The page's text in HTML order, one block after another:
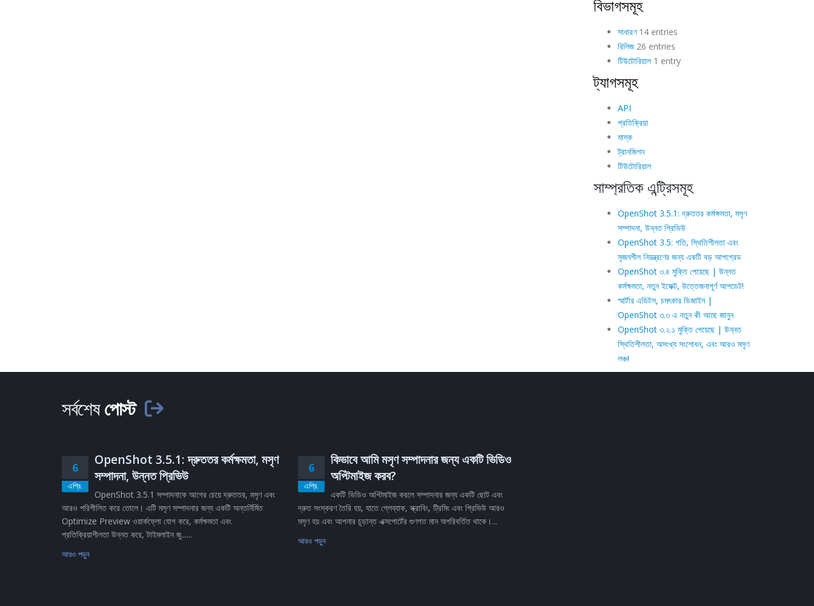
বিভাগসমূহ
সাধারণ14 entries
রিলিজ26 entries
টিউটোরিয়াল1 entry
ট্যাগসমূহ
API
প্রতিক্রিয়া
মাস্ক
ট্রানজিশন
টিউটোরিয়াল
সাম্প্রতিক এন্ট্রিসমূহ
OpenShot 3.5.1: দ্রুততর কর্মক্ষমতা, মসৃণ
সম্পাদনা, উন্নত প্রিভিউ
OpenShot 3.5: গতি, স্থিতিশীলতা এবং
সৃজনশীল নিয়ন্ত্রণের জন্য একটি বড় আপগ্রেড
OpenShot ৩.৪ মুক্তি পেয়েছে | উন্নত
কর্মক্ষমতা, নতুন ইফেক্ট, উত্তেজনাপূর্ণ আপডেট!
স্মার্টার এডিটস, চমৎকার ডিজাইন |
OpenShot ৩.৩ এ নতুন কী আছে জানুন
OpenShot ৩.২.১ মুক্তি পেয়েছে | উন্নত
স্থিতিশীলতা, অসংখ্য সংশোধন, এবং আরও মসৃণ
লঞ্চ!
সর্বশেষপোস্ট
6
এপ্রি.
OpenShot 3.5.1: দ্রুততর কর্মক্ষমতা, মসৃণ
সম্পাদনা, উন্নত প্রিভিউ
OpenShot 3.5.1 সম্পাদনাকে আগের চেয়ে দ্রুততর, মসৃণ এবং
আরও পরিশীলিত করে তোলে। এটি মসৃণ সম্পাদনার জন্য একটি অন্তর্নির্মিত
Optimize Preview ওয়ার্কফ্লো যোগ করে, কর্মক্ষমতা এবং
প্রতিক্রিয়াশীলতা উন্নত করে, টাইমলাইন জু......
আরও পড়ুন
6
এপ্রি.
কিভাবে আমি মসৃণ সম্পাদনার জন্য একটি ভিডিও
অপ্টিমাইজ করব?
একটি ভিডিও অপ্টিমাইজ করলে সম্পাদনার জন্য একটি ছোট এবং
দ্রুত সংস্করণ তৈরি হয়, যাতে প্লেব্যাক, স্ক্রাবিং, ট্রিমিং এবং প্রিভিউ আরও
মসৃণ হয় এবং আপনার চূড়ান্ত এক্সপোর্টের গুণগত মান অপরিবর্তিত থাকে।...
আরও পড়ুন